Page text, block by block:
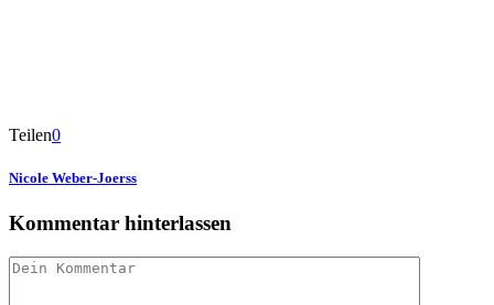
Teilen0
Nicole Weber-Joerss
Kommentar hinterlassen